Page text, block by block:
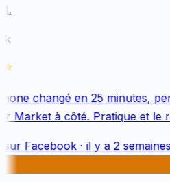
changé en 25 minutes,
Market à côté. Pratique et le
Facebook· il y a 2 semaines